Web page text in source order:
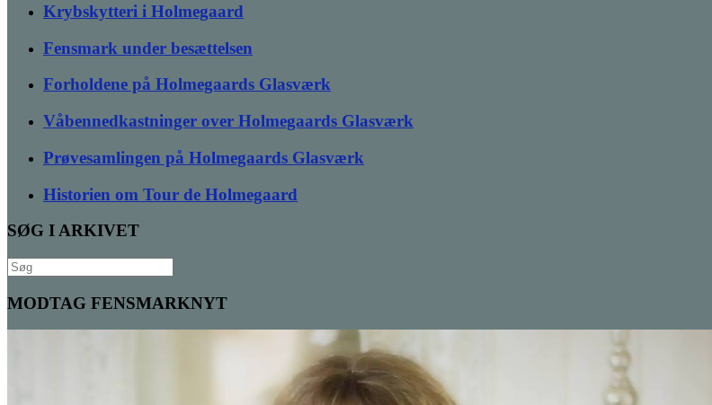
Krybskytteri i Holmegaard
Fensmark under besættelsen
Forholdene på Holmegaards Glasværk
Våbennedkastninger over Holmegaards Glasværk
Prøvesamlingen på Holmegaards Glasværk
Historien om Tour de Holmegaard
SØG I ARKIVET
Søg
efter:
MODTAG FENSMARKNYT